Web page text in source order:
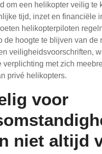
om een helikopter veilig te
tijd, inzet en financiële
helikopterpiloten
de hoogte te blijven van de
veiligheidsvoorschriften,
verplichting met zich
privé helikopters.
voor
niet altijd